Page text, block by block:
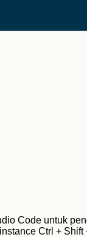
Code untuk
Ctrl +